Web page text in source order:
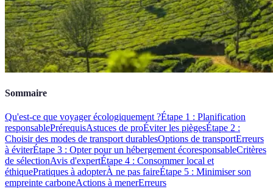
Sommaire
Qu'est-ce que voyager écologiquement ?Étape 1 : Planification
responsablePrérequisAstuces de proÉviter les piègesÉtape 2 :
Choisir des modes de transport durablesOptions de transportErreurs
à éviterÉtape 3 : Opter pour un hébergement écoresponsableCritères
de sélectionAvis d'expertÉtape 4 : Consommer local et
éthiquePratiques à adopterÀ ne pas faireÉtape 5 : Minimiser son
empreinte carboneActions à menerErreurs